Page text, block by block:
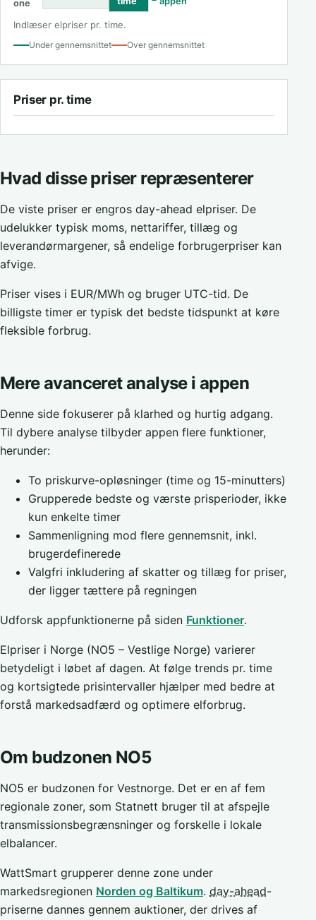
one
Indlæser elpriser pr. time.
Under gennemsnittet Over gennemsnittet
Priser pr. time
Hvad disse priser repræsenterer
De viste priser er engros day-ahead elpriser. De
udelukker typisk moms, nettariffer, tillæg og
leverandørmargener, så endelige forbrugerpriser kan
afvige.
Priser vises i EUR/MWh og bruger UTC-tid. De
billigste timer er typisk det bedste tidspunkt at køre
fleksible forbrug.
Mere avanceret analyse i appen
Denne side fokuserer på klarhed og hurtig adgang.
Til dybere analyse tilbyder appen flere funktioner,
herunder:
To priskurve-opløsninger (time og 15-minutters)
Grupperede bedste og værste prisperioder, ikke
kun enkelte timer
Sammenligning mod flere gennemsnit, inkl.
brugerdefinerede
Valgfri inkludering af skatter og tillæg for priser,
der ligger tættere på regningen
Udforsk appfunktionerne på siden Funktioner.
Elpriser i Norge (NO5 – Vestlige Norge) varierer
betydeligt i løbet af dagen. At følge trends pr. time
og kortsigtede prisintervaller hjælper med bedre at
forstå markedsadfærd og optimere elforbrug.
Om budzonen NO5
NO5 er budzonen for Vestnorge. Det er en af fem
regionale zoner, som Statnett bruger til at afspejle
transmissionsbegrænsninger og forskelle i lokale
elbalancer.
WattSmart grupperer denne zone under
markedsregionen Norden og Baltikum. day-ahead-
priserne dannes gennem auktioner, der drives af